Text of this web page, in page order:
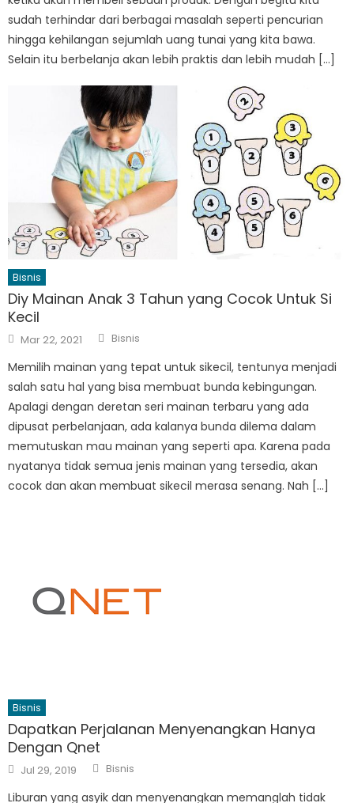
sudah terhindar dari berbagai masalah seperti pencurian
hingga kehilangan sejumlah uang tunai yang kita bawa.
Selain itu berbelanja akan lebih praktis dan lebih mudah […]
Bisnis
Diy Mainan Anak 3 Tahun yang Cocok Untuk Si
Kecil
Posted
on
Mar 22, 2021 Author
Bisnis
Memilih mainan yang tepat untuk sikecil, tentunya menjadi
salah satu hal yang bisa membuat bunda kebingungan.
Apalagi dengan deretan seri mainan terbaru yang ada
dipusat perbelanjaan, ada kalanya bunda dilema dalam
memutuskan mau mainan yang seperti apa. Karena pada
nyatanya tidak semua jenis mainan yang tersedia, akan
cocok dan akan membuat sikecil merasa senang. Nah […]
Bisnis
Dapatkan Perjalanan Menyenangkan Hanya
Dengan Qnet
Posted
on
Jul 29, 2019 Author
Bisnis
Liburan yang asyik dan menyenangkan memanglah tidak